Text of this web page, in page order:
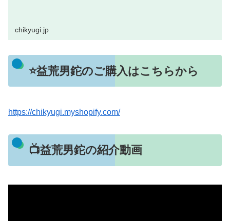
chikyugi.jp
⭐益荒男鉈のご購入はこちらから
https://chikyugi.myshopify.com/
📺益荒男鉈の紹介動画